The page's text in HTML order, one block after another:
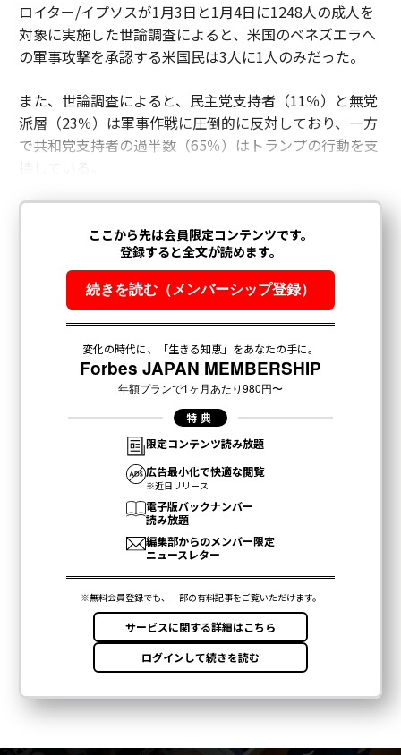
ロイター/イプソスが1月3日と1月4日に1248人の成人を
対象に実施した世論調査によると、米国のベネズエラへ
の軍事攻撃を承認する米国民は3人に1人のみだった。
また、世論調査によると、民主党支持者（11％）と無党
派層（23％）は軍事作戦に圧倒的に反対しており、一方
で共和党支持者の過半数（65％）はトランプの行動を支